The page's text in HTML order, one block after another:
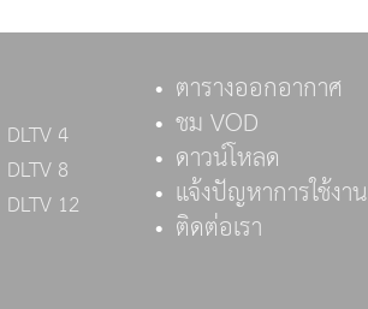
DLTV 4
DLTV 8
DLTV 12
ตารางออกอากาศ
ชม VOD
ดาวน์โหลด
แจ้งปัญหาการใช้งาน
ติดต่อเรา